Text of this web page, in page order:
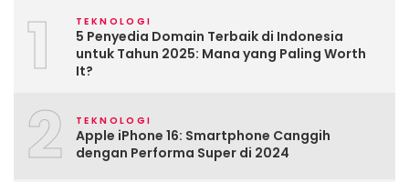
1 TEKNOLOGI
5 Penyedia Domain Terbaik di Indonesia
untuk Tahun 2025: Mana yang Paling Worth
It?
2 TEKNOLOGI
Apple iPhone 16: Smartphone Canggih
dengan Performa Super di 2024